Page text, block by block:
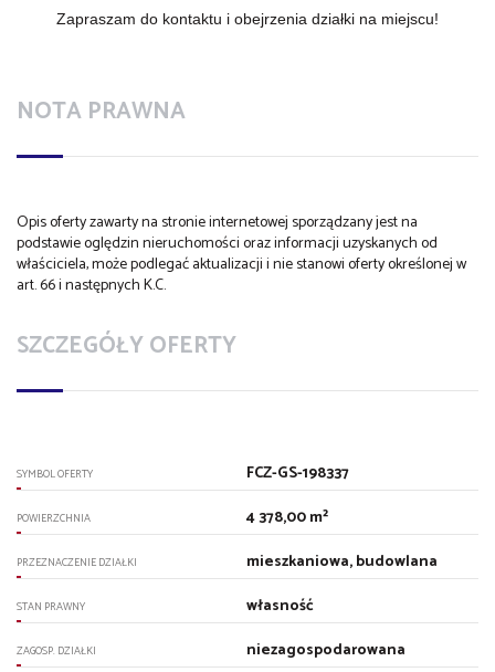
Zapraszam do kontaktu i obejrzenia działki na miejscu!
NOTA PRAWNA
Opis oferty zawarty na stronie internetowej sporządzany jest na
podstawie oględzin nieruchomości oraz informacji uzyskanych od
właściciela, może podlegać aktualizacji i nie stanowi oferty określonej w
art. 66 i następnych K.C.
SZCZEGÓŁY OFERTY
SYMBOL OFERTY FCZ-GS-198337
POWIERZCHNIA 4 378,00 m²
PRZEZNACZENIE DZIAŁKI mieszkaniowa, budowlana
STAN PRAWNY własność
ZAGOSP. DZIAŁKI niezagospodarowana